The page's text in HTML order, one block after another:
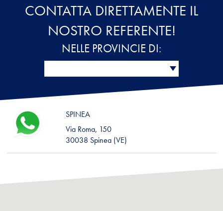
CONTATTA DIRETTAMENTE IL
NOSTRO REFERENTE!
NELLE PROVINCIE DI:
SPINEA
Via Roma, 150
30038 Spinea (VE)